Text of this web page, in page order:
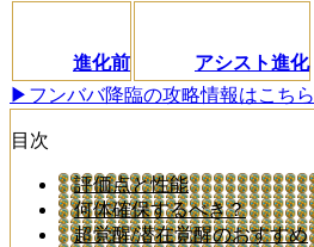
進化前
アシスト進化
▶フンババ降臨の攻略情報はこちら
目次
評価点と性能
何体確保するべき？
超覚醒/潜在覚醒のおすすめ